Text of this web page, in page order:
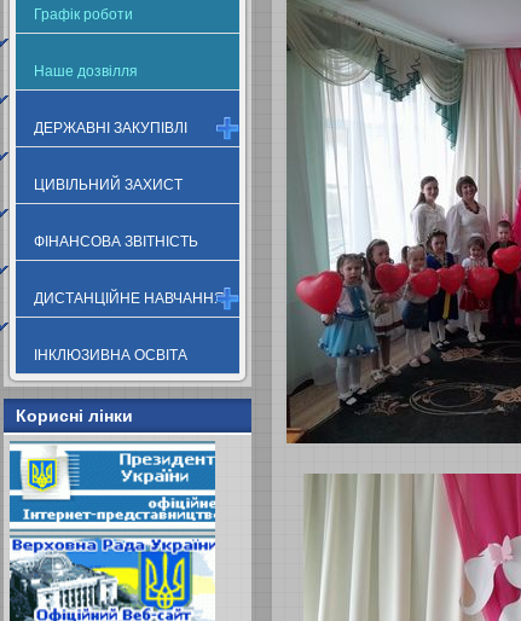
Графік роботи
Наше дозвілля
ДЕРЖАВНІ ЗАКУПІВЛІ
ЦИВІЛЬНИЙ ЗАХИСТ
ФІНАНСОВА ЗВІТНІСТЬ
ДИСТАНЦІЙНЕ НАВЧАННЯ
ІНКЛЮЗИВНА ОСВІТА
Корисні лінки